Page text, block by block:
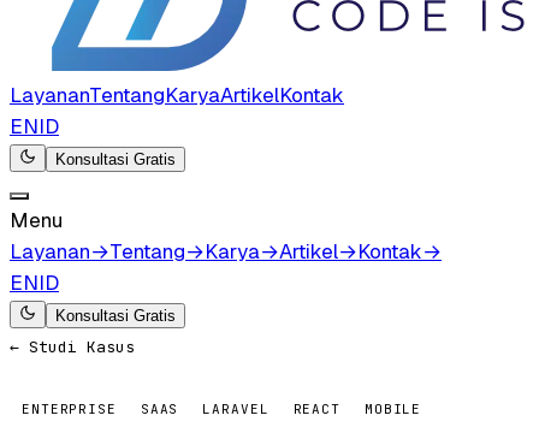
LayananTentangKaryaArtikelKontak
ENID
Konsultasi Gratis
Menu
Layanan→Tentang→Karya→Artikel→Kontak→
ENID
Konsultasi Gratis
← Studi Kasus
ENTERPRISE SAAS LARAVEL REACT MOBILE